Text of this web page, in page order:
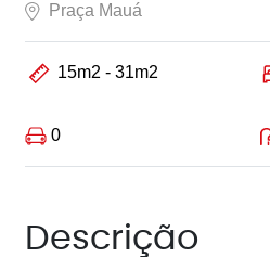
Praça Mauá
15m2 - 31m2
0
Descrição